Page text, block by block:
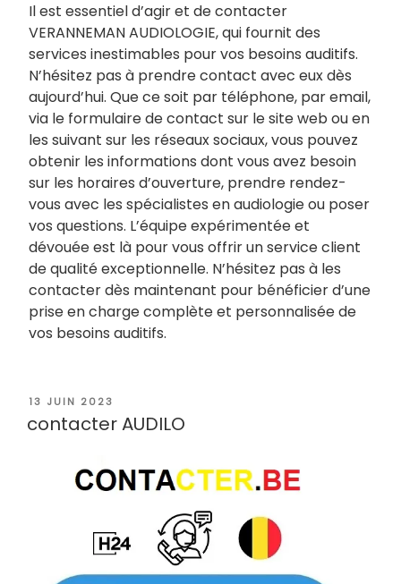
Il est essentiel d’agir et de contacter
VERANNEMAN AUDIOLOGIE, qui fournit des
services inestimables pour vos besoins auditifs.
N’hésitez pas à prendre contact avec eux dès
aujourd’hui. Que ce soit par téléphone, par email,
via le formulaire de contact sur le site web ou en
les suivant sur les réseaux sociaux, vous pouvez
obtenir les informations dont vous avez besoin
sur les horaires d’ouverture, prendre rendez-
vous avec les spécialistes en audiologie ou poser
vos questions. L’équipe expérimentée et
dévouée est là pour vous offrir un service client
de qualité exceptionnelle. N’hésitez pas à les
contacter dès maintenant pour bénéficier d’une
prise en charge complète et personnalisée de
vos besoins auditifs.
PUBLIÉ
13 JUIN 2023
contacter AUDILO